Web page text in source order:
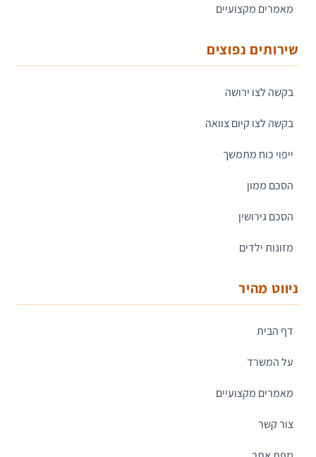
מאמרים מקצועיים
שירותים נפוצים
בקשה לצו ירושה
בקשה לצו קיום צוואה
ייפוי כוח מתמשך
הסכם ממון
הסכם גירושין
מזונות ילדים
ניווט מהיר
דף הבית
על המשרד
מאמרים מקצועיים
צור קשר